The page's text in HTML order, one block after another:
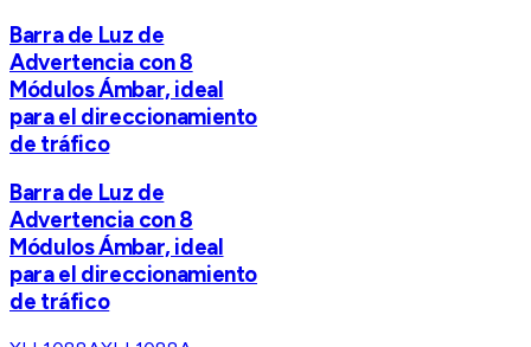
Barra de Luz de
Advertencia con 8
Módulos Ámbar, ideal
para el direccionamiento
de tráfico
Barra de Luz de
Advertencia con 8
Módulos Ámbar, ideal
para el direccionamiento
de tráfico